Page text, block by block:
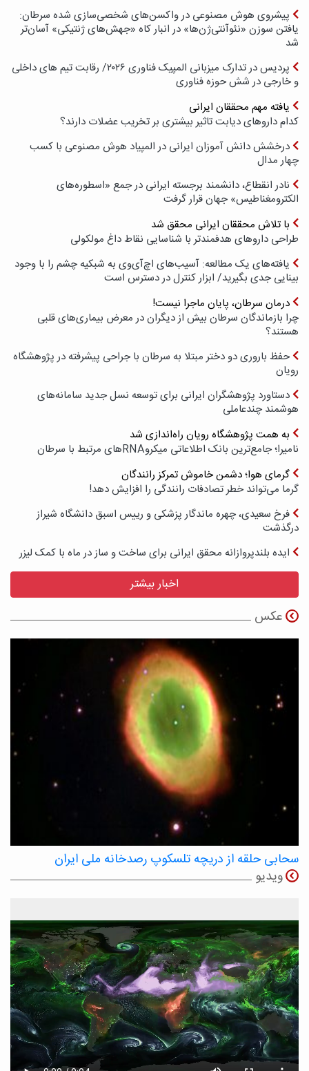
پیشروی هوش مصنوعی در واکسن‌های شخصی‌سازی شده سرطان:
یافتن سوزن «نئوآنتی‌ژن‌ها» در انبار کاه «جهش‌های ژنتیکی» آسان‌تر
شد
پردیس در تدارک میزبانی المپیک فناوری ۲۰۲۶/ رقابت تیم های داخلی
و خارجی در شش حوزه فناوری
یافته مهم محققان ایرانی
کدام داروهای دیابت تاثیر بیشتری بر تخریب عضلات دارند؟
درخشش دانش آموزان ایرانی در المپیاد هوش مصنوعی با کسب
چهار مدال
نادر انقطاع، دانشمند برجسته ایرانی در جمع «اسطوره‌های
الکترومغناطیس» جهان قرار گرفت
با تلاش محققان ایرانی محقق شد
طراحی داروهای هدفمندتر با شناسایی نقاط داغ مولکولی
یافته‌های یک مطالعه: آسیب‌های اچ‌آی‌وی به شبکیه چشم را با وجود
بینایی جدی بگیرید/ ابزار کنترل در دسترس است
درمان سرطان، پایان ماجرا نیست!
چرا بازماندگان سرطان بیش از دیگران در معرض بیماری‌های قلبی
هستند؟
حفظ باروری دو دختر مبتلا به سرطان با جراحی پیشرفته در پژوهشگاه
رویان
دستاورد پژوهشگران ایرانی برای توسعه نسل جدید سامانه‌های
هوشمند چندعاملی
به همت پژوهشگاه رویان راه‌اندازی شد
نامیرا؛ جامع‌ترین بانک اطلاعاتی میکروRNAهای مرتبط با سرطان
گرمای هوا؛ دشمن خاموش تمرکز رانندگان
گرما می‌تواند خطر تصادفات رانندگی را افزایش دهد!
فرخ سعیدی، چهره ماندگار پزشکی و رییس اسبق دانشگاه شیراز
درگذشت
ایده بلندپروازانه محقق ایرانی برای ساخت و ساز در ماه با کمک لیزر
اخبار بیشتر
عکس
سحابی حلقه از دریچه تلسکوپ رصدخانه ملی ایران
ویدیو